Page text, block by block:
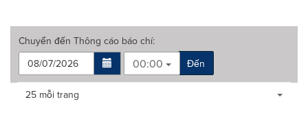
Chuyển đến Thông cáo báo chí:
00:00
Đến
Making
Items per page:
25 mỗi trang